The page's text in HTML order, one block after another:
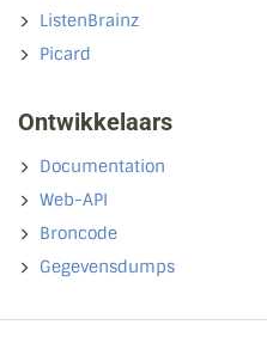
ListenBrainz
Picard
Ontwikkelaars
Documentation
Web-API
Broncode
Gegevensdumps